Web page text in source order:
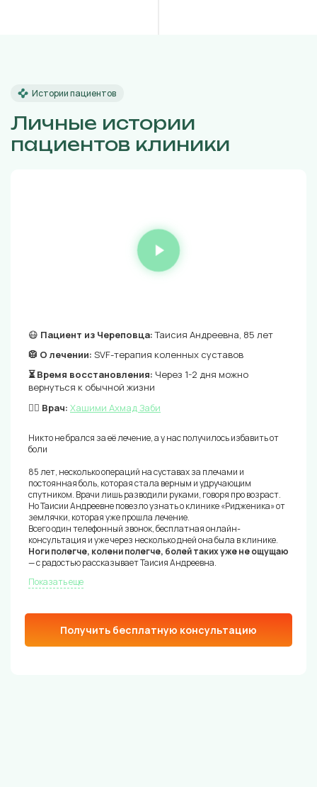
Истории пациентов
Личные истории
пациентов клиники
😷 Пациент из Череповца:Таисия Андреевна, 85 лет
🥼 О лечении: SVF-терапия коленных суставов
⏳ Время восстановления: Через 1-2 дня можно
вернуться к обычной жизни
👨‍⚕️ Врач: Хашими Ахмад Заби
Никто не брался за её лечение, а у нас получилось избавить от
боли
85 лет, несколько операций на суставах за плечами и
постоянная боль, которая стала верным и удручающим
спутником. Врачи лишь разводили руками, говоря про возраст.
Но Таисии Андреевне повезло узнать о клинике «Ридженика» от
землячки, которая уже прошла лечение.
Всего один телефонный звонок, бесплатная онлайн-
консультация и уже через несколько дней она была в клинике.
Ноги полегче, колени полегче, болей таких уже не ощущаю
— с радостью рассказывает Таисия Андреевна.
Показать еще
Получить бесплатную консультацию